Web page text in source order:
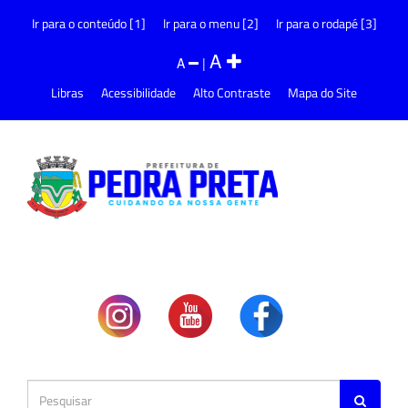
Ir para o conteúdo [1] Ir para o menu [2] Ir para o rodapé [3]
A |A
Libras Acessibilidade Alto Contraste Mapa do Site